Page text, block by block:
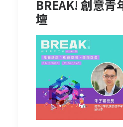
BREAK! 創意青
壇